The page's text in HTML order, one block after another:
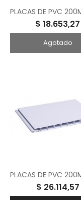
$ 18.653,27
Agotado
$ 26.114,57